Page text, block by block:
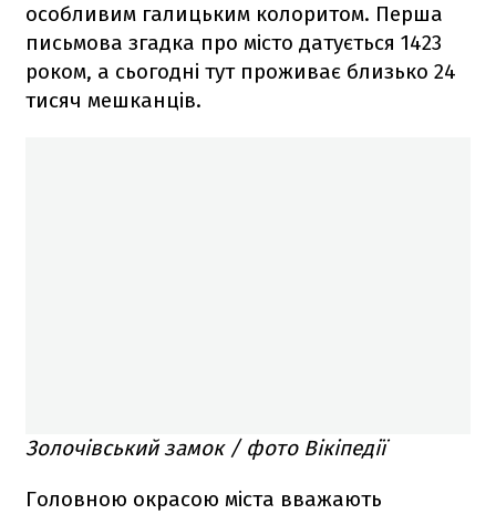
особливим галицьким колоритом. Перша
письмова згадка про місто датується 1423
роком, а сьогодні тут проживає близько 24
тисяч мешканців.
Золочівський замок / фото Вікіпедії
Головною окрасою міста вважають